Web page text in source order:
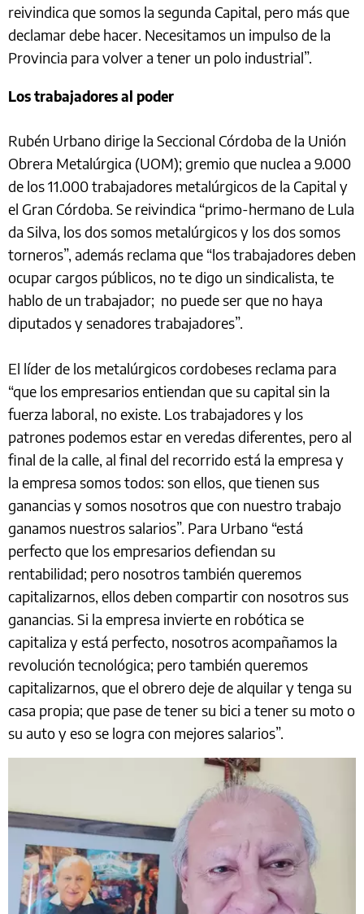
reivindica que somos la segunda Capital, pero más que
declamar debe hacer. Necesitamos un impulso de la
Provincia para volver a tener un polo industrial”.
Los trabajadores al poder
Rubén Urbano dirige la Seccional Córdoba de la Unión
Obrera Metalúrgica (UOM); gremio que nuclea a 9.000
de los 11.000 trabajadores metalúrgicos de la Capital y
el Gran Córdoba. Se reivindica “primo-hermano de Lula
da Silva, los dos somos metalúrgicos y los dos somos
torneros”, además reclama que “los trabajadores deben
ocupar cargos públicos, no te digo un sindicalista, te
hablo de un trabajador; no puede ser que no haya
diputados y senadores trabajadores”.
El líder de los metalúrgicos cordobeses reclama para
“que los empresarios entiendan que su capital sin la
fuerza laboral, no existe. Los trabajadores y los
patrones podemos estar en veredas diferentes, pero al
final de la calle, al final del recorrido está la empresa y
la empresa somos todos: son ellos, que tienen sus
ganancias y somos nosotros que con nuestro trabajo
ganamos nuestros salarios”. Para Urbano “está
perfecto que los empresarios defiendan su
rentabilidad; pero nosotros también queremos
capitalizarnos, ellos deben compartir con nosotros sus
ganancias. Si la empresa invierte en robótica se
capitaliza y está perfecto, nosotros acompañamos la
revolución tecnológica; pero también queremos
capitalizarnos, que el obrero deje de alquilar y tenga su
casa propia; que pase de tener su bici a tener su moto o
su auto y eso se logra con mejores salarios”.